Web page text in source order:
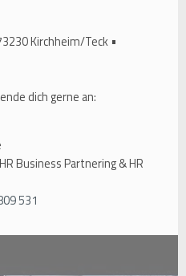
Kirchheim/Teck •
dich gerne an:
Business Partnering & HR
531